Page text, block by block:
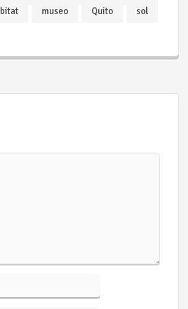
museo Quito sol